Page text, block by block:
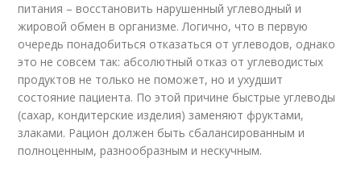
питания – восстановить нарушенный углеводный и
жировой обмен в организме. Логично, что в первую
очередь понадобиться отказаться от углеводов, однако
это не совсем так: абсолютный отказ от углеводистых
продуктов не только не поможет, но и ухудшит
состояние пациента. По этой причине быстрые углеводы
(сахар, кондитерские изделия) заменяют фруктами,
злаками. Рацион должен быть сбалансированным и
полноценным, разнообразным и нескучным.